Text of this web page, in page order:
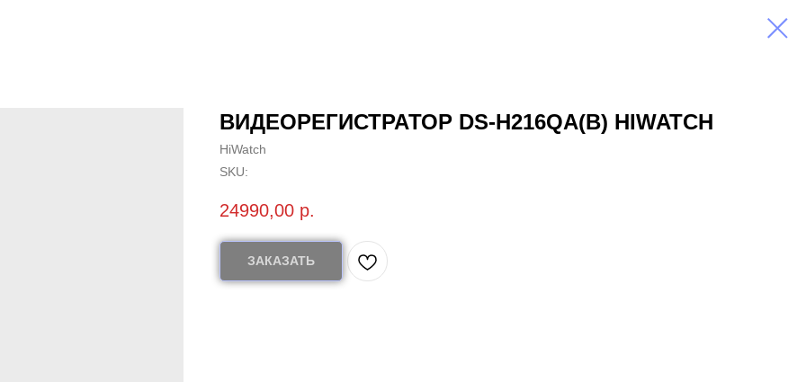
ВИДЕОРЕГИСТРАТОР DS-H216QA(B) HIWATCH
HiWatch
SKU:
24990,00 р.
ЗАКАЗАТЬ